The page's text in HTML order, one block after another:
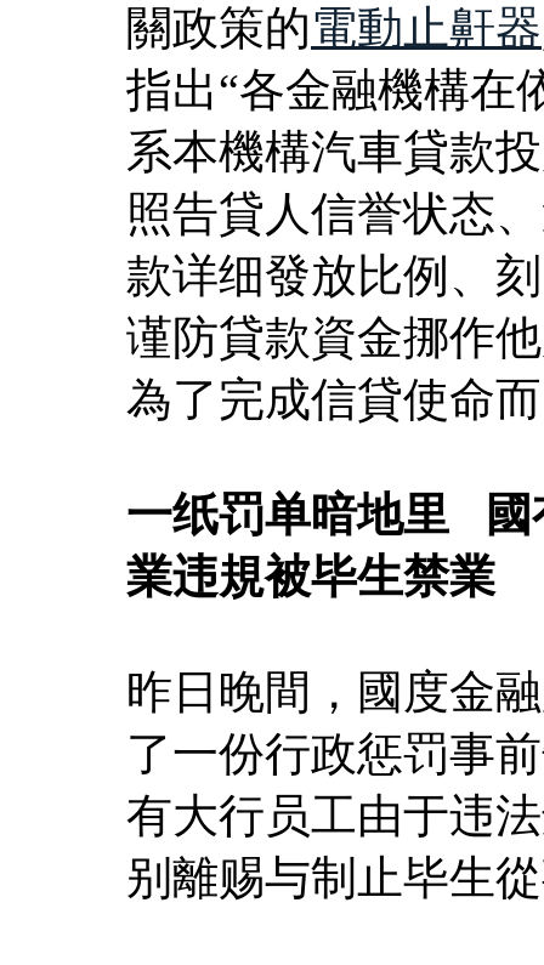
關政策的電動止鼾器
指出“各金融機構在
系本機構汽車貸款
照告貸人信誉状态
款详细發放比例、
谨防貸款資金挪作
為了完成信貸使命
一纸罚单暗地里 國
業违規被毕生禁業
昨日晚間，國度金
了一份行政惩罚事
有大行员工由于违
别離赐与制止毕生